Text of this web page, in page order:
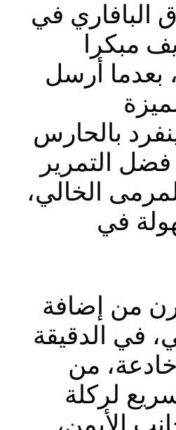
البافاري في
مبكرا
13، بعدما أرسل
بالحارس
فضل التمرير
الخالي،
في
من إضافة
في الدقيقة
من
لركلة